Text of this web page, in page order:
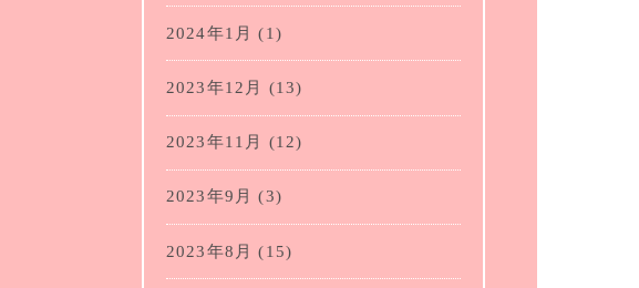
2024年1月 (1)
2023年12月 (13)
2023年11月 (12)
2023年9月 (3)
2023年8月 (15)